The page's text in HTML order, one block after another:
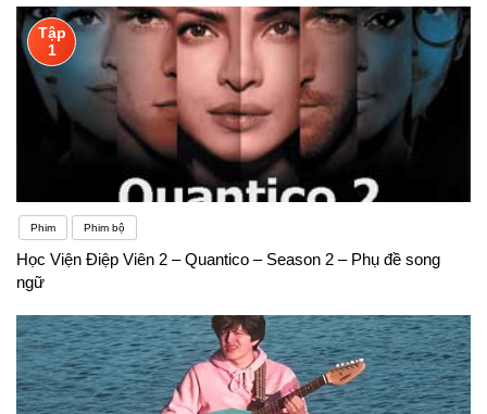
Tập
1
Phim Phim bộ
Học Viện Điệp Viên 2 – Quantico – Season 2 – Phụ đề song
ngữ